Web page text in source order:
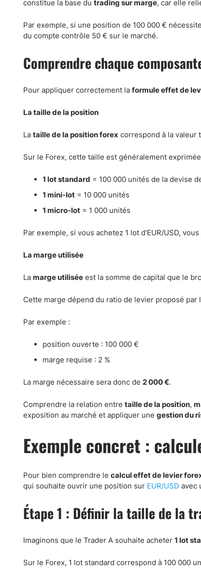
constitue la base du trading sur marge, car elle
Par exemple, si une position de 100 000 €
du compte contrôle 50 € sur le marché.
Comprendre chaque
Pour appliquer correctement la formule effet de
La taille de la position
La taille de la position forex correspond à la valeur
Sur le Forex, cette taille est généralement
1 lot standard = 100 000 unités de la devise
1 mini-lot = 10 000 unités
1 micro-lot = 1 000 unités
Par exemple, si vous achetez 1 lot d'EUR/USD,
La marge utilisée
La marge utilisée est la somme de capital que le
Cette marge dépend du ratio de levier proposé
Par exemple :
position ouverte : 100 000 €
marge requise : 2 %
La marge nécessaire sera donc de 2 000 €.
Comprendre la relation entre taille de la position,
exposition au marché et appliquer une gestion du
Exemple concret :
Pour bien comprendre le calcul effet de levier
qui souhaite ouvrir une position sur EUR/USD avec
Étape 1 : Définir la taille de la
Imaginons que le Trader A souhaite acheter 1 lot
Sur le Forex, 1 lot standard correspond à 100 000